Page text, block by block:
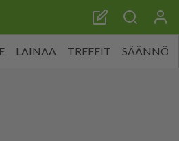
LAINAA TREFFIT SÄÄNNÖT